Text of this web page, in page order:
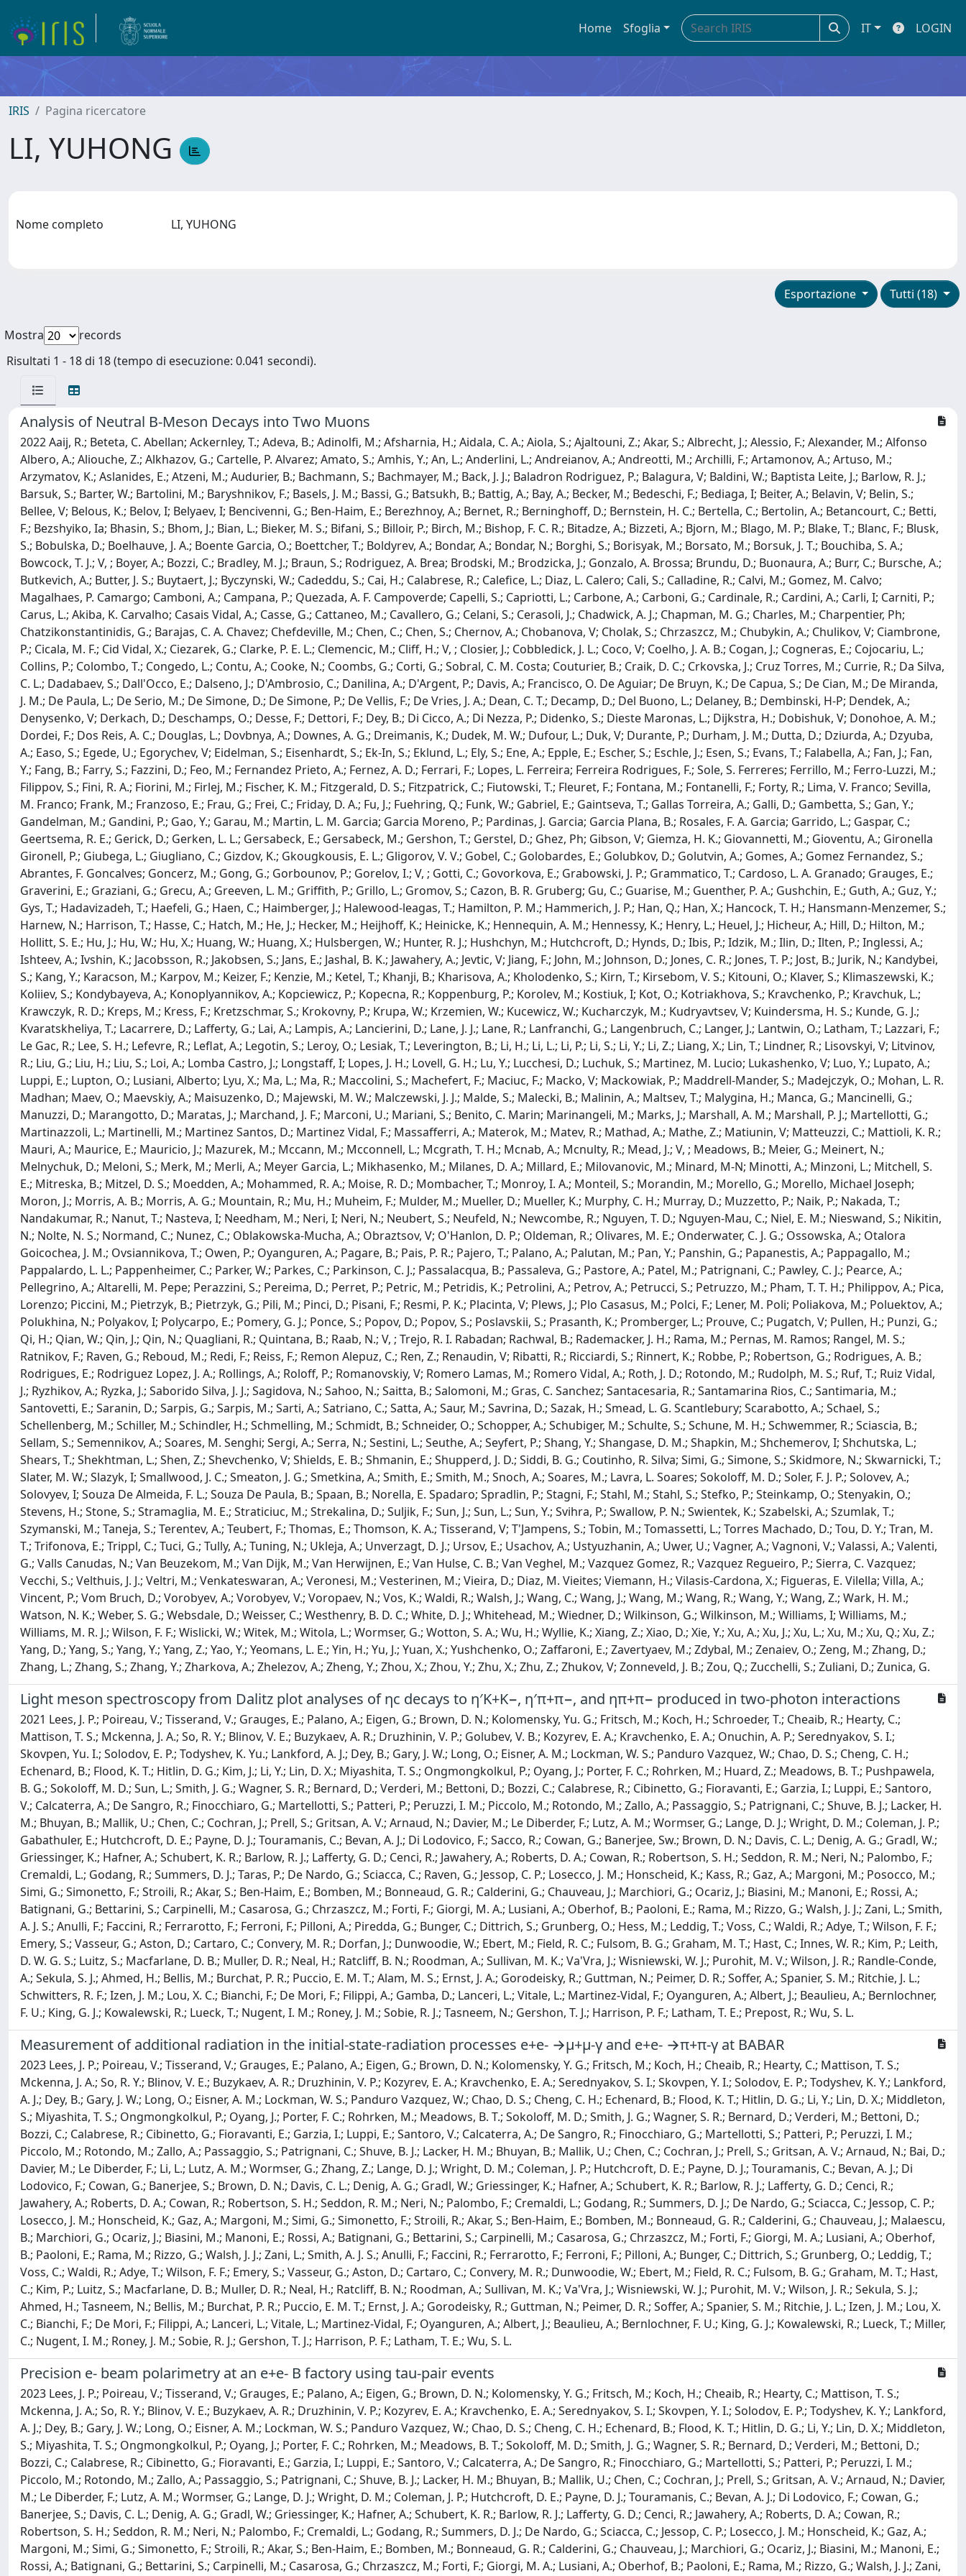
Home Sfoglia IT LOGIN
IRIS Pagina ricercatore
LI, YUHONG
Nome completo LI, YUHONG
Tutti (18)
Esportazione
Mostra
records
Risultati 1 - 18 di 18 (tempo di esecuzione: 0.041 secondi).
Analysis of Neutral B-Meson Decays into Two Muons
2022 Aaij, R.; Beteta, C. Abellan; Ackernley, T.; Adeva, B.; Adinolfi, M.; Afsharnia, H.; Aidala, C. A.; Aiola, S.; Ajaltouni, Z.; Akar, S.; Albrecht, J.; Alessio, F.; Alexander, M.; Alfonso Albero, A.; Aliouche, Z.; Alkhazov, G.; Cartelle, P. Alvarez; Amato, S.; Amhis, Y.; An, L.; Anderlini, L.; Andreianov, A.; Andreotti, M.; Archilli, F.; Artamonov, A.; Artuso, M.; Arzymatov, K.; Aslanides, E.; Atzeni, M.; Audurier, B.; Bachmann, S.; Bachmayer, M.; Back, J. J.; Baladron Rodriguez, P.; Balagura, V; Baldini, W.; Baptista Leite, J.; Barlow, R. J.; Barsuk, S.; Barter, W.; Bartolini, M.; Baryshnikov, F.; Basels, J. M.; Bassi, G.; Batsukh, B.; Battig, A.; Bay, A.; Becker, M.; Bedeschi, F.; Bediaga, I; Beiter, A.; Belavin, V; Belin, S.; Bellee, V; Belous, K.; Belov, I; Belyaev, I; Bencivenni, G.; Ben-Haim, E.; Berezhnoy, A.; Bernet, R.; Berninghoff, D.; Bernstein, H. C.; Bertella, C.; Bertolin, A.; Betancourt, C.; Betti, F.; Bezshyiko, Ia; Bhasin, S.; Bhom, J.; Bian, L.; Bieker, M. S.; Bifani, S.; Billoir, P.; Birch, M.; Bishop, F. C. R.; Bitadze, A.; Bizzeti, A.; Bjorn, M.; Blago, M. P.; Blake, T.; Blanc, F.; Blusk, S.; Bobulska, D.; Boelhauve, J. A.; Boente Garcia, O.; Boettcher, T.; Boldyrev, A.; Bondar, A.; Bondar, N.; Borghi, S.; Borisyak, M.; Borsato, M.; Borsuk, J. T.; Bouchiba, S. A.; Bowcock, T. J.; V, ; Boyer, A.; Bozzi, C.; Bradley, M. J.; Braun, S.; Rodriguez, A. Brea; Brodski, M.; Brodzicka, J.; Gonzalo, A. Brossa; Brundu, D.; Buonaura, A.; Burr, C.; Bursche, A.; Butkevich, A.; Butter, J. S.; Buytaert, J.; Byczynski, W.; Cadeddu, S.; Cai, H.; Calabrese, R.; Calefice, L.; Diaz, L. Calero; Cali, S.; Calladine, R.; Calvi, M.; Gomez, M. Calvo; Magalhaes, P. Camargo; Camboni, A.; Campana, P.; Quezada, A. F. Campoverde; Capelli, S.; Capriotti, L.; Carbone, A.; Carboni, G.; Cardinale, R.; Cardini, A.; Carli, I; Carniti, P.; Carus, L.; Akiba, K. Carvalho; Casais Vidal, A.; Casse, G.; Cattaneo, M.; Cavallero, G.; Celani, S.; Cerasoli, J.; Chadwick, A. J.; Chapman, M. G.; Charles, M.; Charpentier, Ph; Chatzikonstantinidis, G.; Barajas, C. A. Chavez; Chefdeville, M.; Chen, C.; Chen, S.; Chernov, A.; Chobanova, V; Cholak, S.; Chrzaszcz, M.; Chubykin, A.; Chulikov, V; Ciambrone, P.; Cicala, M. F.; Cid Vidal, X.; Ciezarek, G.; Clarke, P. E. L.; Clemencic, M.; Cliff, H.; V, ; Closier, J.; Cobbledick, J. L.; Coco, V; Coelho, J. A. B.; Cogan, J.; Cogneras, E.; Cojocariu, L.; Collins, P.; Colombo, T.; Congedo, L.; Contu, A.; Cooke, N.; Coombs, G.; Corti, G.; Sobral, C. M. Costa; Couturier, B.; Craik, D. C.; Crkovska, J.; Cruz Torres, M.; Currie, R.; Da Silva, C. L.; Dadabaev, S.; Dall'Occo, E.; Dalseno, J.; D'Ambrosio, C.; Danilina, A.; D'Argent, P.; Davis, A.; Francisco, O. De Aguiar; De Bruyn, K.; De Capua, S.; De Cian, M.; De Miranda, J. M.; De Paula, L.; De Serio, M.; De Simone, D.; De Simone, P.; De Vellis, F.; De Vries, J. A.; Dean, C. T.; Decamp, D.; Del Buono, L.; Delaney, B.; Dembinski, H-P; Dendek, A.; Denysenko, V; Derkach, D.; Deschamps, O.; Desse, F.; Dettori, F.; Dey, B.; Di Cicco, A.; Di Nezza, P.; Didenko, S.; Dieste Maronas, L.; Dijkstra, H.; Dobishuk, V; Donohoe, A. M.; Dordei, F.; Dos Reis, A. C.; Douglas, L.; Dovbnya, A.; Downes, A. G.; Dreimanis, K.; Dudek, M. W.; Dufour, L.; Duk, V; Durante, P.; Durham, J. M.; Dutta, D.; Dziurda, A.; Dzyuba, A.; Easo, S.; Egede, U.; Egorychev, V; Eidelman, S.; Eisenhardt, S.; Ek-In, S.; Eklund, L.; Ely, S.; Ene, A.; Epple, E.; Escher, S.; Eschle, J.; Esen, S.; Evans, T.; Falabella, A.; Fan, J.; Fan, Y.; Fang, B.; Farry, S.; Fazzini, D.; Feo, M.; Fernandez Prieto, A.; Fernez, A. D.; Ferrari, F.; Lopes, L. Ferreira; Ferreira Rodrigues, F.; Sole, S. Ferreres; Ferrillo, M.; Ferro-Luzzi, M.; Filippov, S.; Fini, R. A.; Fiorini, M.; Firlej, M.; Fischer, K. M.; Fitzgerald, D. S.; Fitzpatrick, C.; Fiutowski, T.; Fleuret, F.; Fontana, M.; Fontanelli, F.; Forty, R.; Lima, V. Franco; Sevilla, M. Franco; Frank, M.; Franzoso, E.; Frau, G.; Frei, C.; Friday, D. A.; Fu, J.; Fuehring, Q.; Funk, W.; Gabriel, E.; Gaintseva, T.; Gallas Torreira, A.; Galli, D.; Gambetta, S.; Gan, Y.; Gandelman, M.; Gandini, P.; Gao, Y.; Garau, M.; Martin, L. M. Garcia; Garcia Moreno, P.; Pardinas, J. Garcia; Garcia Plana, B.; Rosales, F. A. Garcia; Garrido, L.; Gaspar, C.; Geertsema, R. E.; Gerick, D.; Gerken, L. L.; Gersabeck, E.; Gersabeck, M.; Gershon, T.; Gerstel, D.; Ghez, Ph; Gibson, V; Giemza, H. K.; Giovannetti, M.; Gioventu, A.; Gironella Gironell, P.; Giubega, L.; Giugliano, C.; Gizdov, K.; Gkougkousis, E. L.; Gligorov, V. V.; Gobel, C.; Golobardes, E.; Golubkov, D.; Golutvin, A.; Gomes, A.; Gomez Fernandez, S.; Abrantes, F. Goncalves; Goncerz, M.; Gong, G.; Gorbounov, P.; Gorelov, I.; V, ; Gotti, C.; Govorkova, E.; Grabowski, J. P.; Grammatico, T.; Cardoso, L. A. Granado; Grauges, E.; Graverini, E.; Graziani, G.; Grecu, A.; Greeven, L. M.; Griffith, P.; Grillo, L.; Gromov, S.; Cazon, B. R. Gruberg; Gu, C.; Guarise, M.; Guenther, P. A.; Gushchin, E.; Guth, A.; Guz, Y.; Gys, T.; Hadavizadeh, T.; Haefeli, G.; Haen, C.; Haimberger, J.; Halewood-leagas, T.; Hamilton, P. M.; Hammerich, J. P.; Han, Q.; Han, X.; Hancock, T. H.; Hansmann-Menzemer, S.; Harnew, N.; Harrison, T.; Hasse, C.; Hatch, M.; He, J.; Hecker, M.; Heijhoff, K.; Heinicke, K.; Hennequin, A. M.; Hennessy, K.; Henry, L.; Heuel, J.; Hicheur, A.; Hill, D.; Hilton, M.; Hollitt, S. E.; Hu, J.; Hu, W.; Hu, X.; Huang, W.; Huang, X.; Hulsbergen, W.; Hunter, R. J.; Hushchyn, M.; Hutchcroft, D.; Hynds, D.; Ibis, P.; Idzik, M.; Ilin, D.; Ilten, P.; Inglessi, A.; Ishteev, A.; Ivshin, K.; Jacobsson, R.; Jakobsen, S.; Jans, E.; Jashal, B. K.; Jawahery, A.; Jevtic, V; Jiang, F.; John, M.; Johnson, D.; Jones, C. R.; Jones, T. P.; Jost, B.; Jurik, N.; Kandybei, S.; Kang, Y.; Karacson, M.; Karpov, M.; Keizer, F.; Kenzie, M.; Ketel, T.; Khanji, B.; Kharisova, A.; Kholodenko, S.; Kirn, T.; Kirsebom, V. S.; Kitouni, O.; Klaver, S.; Klimaszewski, K.; Koliiev, S.; Kondybayeva, A.; Konoplyannikov, A.; Kopciewicz, P.; Kopecna, R.; Koppenburg, P.; Korolev, M.; Kostiuk, I; Kot, O.; Kotriakhova, S.; Kravchenko, P.; Kravchuk, L.; Krawczyk, R. D.; Kreps, M.; Kress, F.; Kretzschmar, S.; Krokovny, P.; Krupa, W.; Krzemien, W.; Kucewicz, W.; Kucharczyk, M.; Kudryavtsev, V; Kuindersma, H. S.; Kunde, G. J.; Kvaratskheliya, T.; Lacarrere, D.; Lafferty, G.; Lai, A.; Lampis, A.; Lancierini, D.; Lane, J. J.; Lane, R.; Lanfranchi, G.; Langenbruch, C.; Langer, J.; Lantwin, O.; Latham, T.; Lazzari, F.; Le Gac, R.; Lee, S. H.; Lefevre, R.; Leflat, A.; Legotin, S.; Leroy, O.; Lesiak, T.; Leverington, B.; Li, H.; Li, L.; Li, P.; Li, S.; Li, Y.; Li, Z.; Liang, X.; Lin, T.; Lindner, R.; Lisovskyi, V; Litvinov, R.; Liu, G.; Liu, H.; Liu, S.; Loi, A.; Lomba Castro, J.; Longstaff, I; Lopes, J. H.; Lovell, G. H.; Lu, Y.; Lucchesi, D.; Luchuk, S.; Martinez, M. Lucio; Lukashenko, V; Luo, Y.; Lupato, A.; Luppi, E.; Lupton, O.; Lusiani, Alberto; Lyu, X.; Ma, L.; Ma, R.; Maccolini, S.; Machefert, F.; Maciuc, F.; Macko, V; Mackowiak, P.; Maddrell-Mander, S.; Madejczyk, O.; Mohan, L. R. Madhan; Maev, O.; Maevskiy, A.; Maisuzenko, D.; Majewski, M. W.; Malczewski, J. J.; Malde, S.; Malecki, B.; Malinin, A.; Maltsev, T.; Malygina, H.; Manca, G.; Mancinelli, G.; Manuzzi, D.; Marangotto, D.; Maratas, J.; Marchand, J. F.; Marconi, U.; Mariani, S.; Benito, C. Marin; Marinangeli, M.; Marks, J.; Marshall, A. M.; Marshall, P. J.; Martellotti, G.; Martinazzoli, L.; Martinelli, M.; Martinez Santos, D.; Martinez Vidal, F.; Massafferri, A.; Materok, M.; Matev, R.; Mathad, A.; Mathe, Z.; Matiunin, V; Matteuzzi, C.; Mattioli, K. R.; Mauri, A.; Maurice, E.; Mauricio, J.; Mazurek, M.; Mccann, M.; Mcconnell, L.; Mcgrath, T. H.; Mcnab, A.; Mcnulty, R.; Mead, J.; V, ; Meadows, B.; Meier, G.; Meinert, N.; Melnychuk, D.; Meloni, S.; Merk, M.; Merli, A.; Meyer Garcia, L.; Mikhasenko, M.; Milanes, D. A.; Millard, E.; Milovanovic, M.; Minard, M-N; Minotti, A.; Minzoni, L.; Mitchell, S. E.; Mitreska, B.; Mitzel, D. S.; Moedden, A.; Mohammed, R. A.; Moise, R. D.; Mombacher, T.; Monroy, I. A.; Monteil, S.; Morandin, M.; Morello, G.; Morello, Michael Joseph; Moron, J.; Morris, A. B.; Morris, A. G.; Mountain, R.; Mu, H.; Muheim, F.; Mulder, M.; Mueller, D.; Mueller, K.; Murphy, C. H.; Murray, D.; Muzzetto, P.; Naik, P.; Nakada, T.; Nandakumar, R.; Nanut, T.; Nasteva, I; Needham, M.; Neri, I; Neri, N.; Neubert, S.; Neufeld, N.; Newcombe, R.; Nguyen, T. D.; Nguyen-Mau, C.; Niel, E. M.; Nieswand, S.; Nikitin, N.; Nolte, N. S.; Normand, C.; Nunez, C.; Oblakowska-Mucha, A.; Obraztsov, V; O'Hanlon, D. P.; Oldeman, R.; Olivares, M. E.; Onderwater, C. J. G.; Ossowska, A.; Otalora Goicochea, J. M.; Ovsiannikova, T.; Owen, P.; Oyanguren, A.; Pagare, B.; Pais, P. R.; Pajero, T.; Palano, A.; Palutan, M.; Pan, Y.; Panshin, G.; Papanestis, A.; Pappagallo, M.; Pappalardo, L. L.; Pappenheimer, C.; Parker, W.; Parkes, C.; Parkinson, C. J.; Passalacqua, B.; Passaleva, G.; Pastore, A.; Patel, M.; Patrignani, C.; Pawley, C. J.; Pearce, A.; Pellegrino, A.; Altarelli, M. Pepe; Perazzini, S.; Pereima, D.; Perret, P.; Petric, M.; Petridis, K.; Petrolini, A.; Petrov, A.; Petrucci, S.; Petruzzo, M.; Pham, T. T. H.; Philippov, A.; Pica, Lorenzo; Piccini, M.; Pietrzyk, B.; Pietrzyk, G.; Pili, M.; Pinci, D.; Pisani, F.; Resmi, P. K.; Placinta, V; Plews, J.; Plo Casasus, M.; Polci, F.; Lener, M. Poli; Poliakova, M.; Poluektov, A.; Polukhina, N.; Polyakov, I; Polycarpo, E.; Pomery, G. J.; Ponce, S.; Popov, D.; Popov, S.; Poslavskii, S.; Prasanth, K.; Promberger, L.; Prouve, C.; Pugatch, V; Pullen, H.; Punzi, G.; Qi, H.; Qian, W.; Qin, J.; Qin, N.; Quagliani, R.; Quintana, B.; Raab, N.; V, ; Trejo, R. I. Rabadan; Rachwal, B.; Rademacker, J. H.; Rama, M.; Pernas, M. Ramos; Rangel, M. S.; Ratnikov, F.; Raven, G.; Reboud, M.; Redi, F.; Reiss, F.; Remon Alepuz, C.; Ren, Z.; Renaudin, V; Ribatti, R.; Ricciardi, S.; Rinnert, K.; Robbe, P.; Robertson, G.; Rodrigues, A. B.; Rodrigues, E.; Rodriguez Lopez, J. A.; Rollings, A.; Roloff, P.; Romanovskiy, V; Romer
Light meson spectroscopy from Dalitz plot analyses of ηc decays to η′K+K−, η′π+π−, and ηπ+π− produced in two-photon interactions
2021 Lees, J. P.; Poireau, V.; Tisserand, V.; Grauges, E.; Palano, A.; Eigen, G.; Brown, D. N.; Kolomensky, Yu. G.; Fritsch, M.; Koch, H.; Schroeder, T.; Cheaib, R.; Hearty, C.;
Mattison, T. S.; Mckenna, J. A.; So, R. Y.; Blinov, V. E.; Buzykaev, A. R.; Druzhinin, V. P.; Golubev, V. B.; Kozyrev, E. A.; Kravchenko, E. A.; Onuchin, A. P.; Serednyakov, S. I.;
Skovpen, Yu. I.; Solodov, E. P.; Todyshev, K. Yu.; Lankford, A. J.; Dey, B.; Gary, J. W.; Long, O.; Eisner, A. M.; Lockman, W. S.; Panduro Vazquez, W.; Chao, D. S.; Cheng, C. H.;
Echenard, B.; Flood, K. T.; Hitlin, D. G.; Kim, J.; Li, Y.; Lin, D. X.; Miyashita, T. S.; Ongmongkolkul, P.; Oyang, J.; Porter, F. C.; Rohrken, M.; Huard, Z.; Meadows, B. T.; Pushpawela,
B. G.; Sokoloff, M. D.; Sun, L.; Smith, J. G.; Wagner, S. R.; Bernard, D.; Verderi, M.; Bettoni, D.; Bozzi, C.; Calabrese, R.; Cibinetto, G.; Fioravanti, E.; Garzia, I.; Luppi, E.; Santoro,
V.; Calcaterra, A.; De Sangro, R.; Finocchiaro, G.; Martellotti, S.; Patteri, P.; Peruzzi, I. M.; Piccolo, M.; Rotondo, M.; Zallo, A.; Passaggio, S.; Patrignani, C.; Shuve, B. J.; Lacker, H.
M.; Bhuyan, B.; Mallik, U.; Chen, C.; Cochran, J.; Prell, S.; Gritsan, A. V.; Arnaud, N.; Davier, M.; Le Diberder, F.; Lutz, A. M.; Wormser, G.; Lange, D. J.; Wright, D. M.; Coleman, J. P.;
Gabathuler, E.; Hutchcroft, D. E.; Payne, D. J.; Touramanis, C.; Bevan, A. J.; Di Lodovico, F.; Sacco, R.; Cowan, G.; Banerjee, Sw.; Brown, D. N.; Davis, C. L.; Denig, A. G.; Gradl, W.;
Griessinger, K.; Hafner, A.; Schubert, K. R.; Barlow, R. J.; Lafferty, G. D.; Cenci, R.; Jawahery, A.; Roberts, D. A.; Cowan, R.; Robertson, S. H.; Seddon, R. M.; Neri, N.; Palombo, F.;
Cremaldi, L.; Godang, R.; Summers, D. J.; Taras, P.; De Nardo, G.; Sciacca, C.; Raven, G.; Jessop, C. P.; Losecco, J. M.; Honscheid, K.; Kass, R.; Gaz, A.; Margoni, M.; Posocco, M.;
Simi, G.; Simonetto, F.; Stroili, R.; Akar, S.; Ben-Haim, E.; Bomben, M.; Bonneaud, G. R.; Calderini, G.; Chauveau, J.; Marchiori, G.; Ocariz, J.; Biasini, M.; Manoni, E.; Rossi, A.;
Batignani, G.; Bettarini, S.; Carpinelli, M.; Casarosa, G.; Chrzaszcz, M.; Forti, F.; Giorgi, M. A.; Lusiani, A.; Oberhof, B.; Paoloni, E.; Rama, M.; Rizzo, G.; Walsh, J. J.; Zani, L.; Smith,
A. J. S.; Anulli, F.; Faccini, R.; Ferrarotto, F.; Ferroni, F.; Pilloni, A.; Piredda, G.; Bunger, C.; Dittrich, S.; Grunberg, O.; Hess, M.; Leddig, T.; Voss, C.; Waldi, R.; Adye, T.; Wilson, F. F.;
Emery, S.; Vasseur, G.; Aston, D.; Cartaro, C.; Convery, M. R.; Dorfan, J.; Dunwoodie, W.; Ebert, M.; Field, R. C.; Fulsom, B. G.; Graham, M. T.; Hast, C.; Innes, W. R.; Kim, P.; Leith,
D. W. G. S.; Luitz, S.; Macfarlane, D. B.; Muller, D. R.; Neal, H.; Ratcliff, B. N.; Roodman, A.; Sullivan, M. K.; Va'Vra, J.; Wisniewski, W. J.; Purohit, M. V.; Wilson, J. R.; Randle-Conde,
A.; Sekula, S. J.; Ahmed, H.; Bellis, M.; Burchat, P. R.; Puccio, E. M. T.; Alam, M. S.; Ernst, J. A.; Gorodeisky, R.; Guttman, N.; Peimer, D. R.; Soffer, A.; Spanier, S. M.; Ritchie, J. L.;
Schwitters, R. F.; Izen, J. M.; Lou, X. C.; Bianchi, F.; De Mori, F.; Filippi, A.; Gamba, D.; Lanceri, L.; Vitale, L.; Martinez-Vidal, F.; Oyanguren, A.; Albert, J.; Beaulieu, A.; Bernlochner,
F. U.; King, G. J.; Kowalewski, R.; Lueck, T.; Nugent, I. M.; Roney, J. M.; Sobie, R. J.; Tasneem, N.; Gershon, T. J.; Harrison, P. F.; Latham, T. E.; Prepost, R.; Wu, S. L.
Measurement of additional radiation in the initial-state-radiation processes e+e- →μ+μ-γ and e+e- →π+π-γ at BABAR
2023 Lees, J. P.; Poireau, V.; Tisserand, V.; Grauges, E.; Palano, A.; Eigen, G.; Brown, D. N.; Kolomensky, Y. G.; Fritsch, M.; Koch, H.; Cheaib, R.; Hearty, C.; Mattison, T. S.;
Mckenna, J. A.; So, R. Y.; Blinov, V. E.; Buzykaev, A. R.; Druzhinin, V. P.; Kozyrev, E. A.; Kravchenko, E. A.; Serednyakov, S. I.; Skovpen, Y. I.; Solodov, E. P.; Todyshev, K. Y.; Lankford,
A. J.; Dey, B.; Gary, J. W.; Long, O.; Eisner, A. M.; Lockman, W. S.; Panduro Vazquez, W.; Chao, D. S.; Cheng, C. H.; Echenard, B.; Flood, K. T.; Hitlin, D. G.; Li, Y.; Lin, D. X.; Middleton,
S.; Miyashita, T. S.; Ongmongkolkul, P.; Oyang, J.; Porter, F. C.; Rohrken, M.; Meadows, B. T.; Sokoloff, M. D.; Smith, J. G.; Wagner, S. R.; Bernard, D.; Verderi, M.; Bettoni, D.;
Bozzi, C.; Calabrese, R.; Cibinetto, G.; Fioravanti, E.; Garzia, I.; Luppi, E.; Santoro, V.; Calcaterra, A.; De Sangro, R.; Finocchiaro, G.; Martellotti, S.; Patteri, P.; Peruzzi, I. M.;
Piccolo, M.; Rotondo, M.; Zallo, A.; Passaggio, S.; Patrignani, C.; Shuve, B. J.; Lacker, H. M.; Bhuyan, B.; Mallik, U.; Chen, C.; Cochran, J.; Prell, S.; Gritsan, A. V.; Arnaud, N.; Bai, D.;
Davier, M.; Le Diberder, F.; Li, L.; Lutz, A. M.; Wormser, G.; Zhang, Z.; Lange, D. J.; Wright, D. M.; Coleman, J. P.; Hutchcroft, D. E.; Payne, D. J.; Touramanis, C.; Bevan, A. J.; Di
Lodovico, F.; Cowan, G.; Banerjee, S.; Brown, D. N.; Davis, C. L.; Denig, A. G.; Gradl, W.; Griessinger, K.; Hafner, A.; Schubert, K. R.; Barlow, R. J.; Lafferty, G. D.; Cenci, R.;
Jawahery, A.; Roberts, D. A.; Cowan, R.; Robertson, S. H.; Seddon, R. M.; Neri, N.; Palombo, F.; Cremaldi, L.; Godang, R.; Summers, D. J.; De Nardo, G.; Sciacca, C.; Jessop, C. P.;
Losecco, J. M.; Honscheid, K.; Gaz, A.; Margoni, M.; Simi, G.; Simonetto, F.; Stroili, R.; Akar, S.; Ben-Haim, E.; Bomben, M.; Bonneaud, G. R.; Calderini, G.; Chauveau, J.; Malaescu,
B.; Marchiori, G.; Ocariz, J.; Biasini, M.; Manoni, E.; Rossi, A.; Batignani, G.; Bettarini, S.; Carpinelli, M.; Casarosa, G.; Chrzaszcz, M.; Forti, F.; Giorgi, M. A.; Lusiani, A.; Oberhof,
B.; Paoloni, E.; Rama, M.; Rizzo, G.; Walsh, J. J.; Zani, L.; Smith, A. J. S.; Anulli, F.; Faccini, R.; Ferrarotto, F.; Ferroni, F.; Pilloni, A.; Bunger, C.; Dittrich, S.; Grunberg, O.; Leddig, T.;
Voss, C.; Waldi, R.; Adye, T.; Wilson, F. F.; Emery, S.; Vasseur, G.; Aston, D.; Cartaro, C.; Convery, M. R.; Dunwoodie, W.; Ebert, M.; Field, R. C.; Fulsom, B. G.; Graham, M. T.; Hast,
C.; Kim, P.; Luitz, S.; Macfarlane, D. B.; Muller, D. R.; Neal, H.; Ratcliff, B. N.; Roodman, A.; Sullivan, M. K.; Va'Vra, J.; Wisniewski, W. J.; Purohit, M. V.; Wilson, J. R.; Sekula, S. J.;
Ahmed, H.; Tasneem, N.; Bellis, M.; Burchat, P. R.; Puccio, E. M. T.; Ernst, J. A.; Gorodeisky, R.; Guttman, N.; Peimer, D. R.; Soffer, A.; Spanier, S. M.; Ritchie, J. L.; Izen, J. M.; Lou, X.
C.; Bianchi, F.; De Mori, F.; Filippi, A.; Lanceri, L.; Vitale, L.; Martinez-Vidal, F.; Oyanguren, A.; Albert, J.; Beaulieu, A.; Bernlochner, F. U.; King, G. J.; Kowalewski, R.; Lueck, T.; Miller,
C.; Nugent, I. M.; Roney, J. M.; Sobie, R. J.; Gershon, T. J.; Harrison, P. F.; Latham, T. E.; Wu, S. L.
Precision e- beam polarimetry at an e+e- B factory using tau-pair events
2023 Lees, J. P.; Poireau, V.; Tisserand, V.; Grauges, E.; Palano, A.; Eigen, G.; Brown, D. N.; Kolomensky, Y. G.; Fritsch, M.; Koch, H.; Cheaib, R.; Hearty, C.; Mattison, T. S.;
Mckenna, J. A.; So, R. Y.; Blinov, V. E.; Buzykaev, A. R.; Druzhinin, V. P.; Kozyrev, E. A.; Kravchenko, E. A.; Serednyakov, S. I.; Skovpen, Y. I.; Solodov, E. P.; Todyshev, K. Y.; Lankford,
A. J.; Dey, B.; Gary, J. W.; Long, O.; Eisner, A. M.; Lockman, W. S.; Panduro Vazquez, W.; Chao, D. S.; Cheng, C. H.; Echenard, B.; Flood, K. T.; Hitlin, D. G.; Li, Y.; Lin, D. X.; Middleton,
S.; Miyashita, T. S.; Ongmongkolkul, P.; Oyang, J.; Porter, F. C.; Rohrken, M.; Meadows, B. T.; Sokoloff, M. D.; Smith, J. G.; Wagner, S. R.; Bernard, D.; Verderi, M.; Bettoni, D.;
Bozzi, C.; Calabrese, R.; Cibinetto, G.; Fioravanti, E.; Garzia, I.; Luppi, E.; Santoro, V.; Calcaterra, A.; De Sangro, R.; Finocchiaro, G.; Martellotti, S.; Patteri, P.; Peruzzi, I. M.;
Piccolo, M.; Rotondo, M.; Zallo, A.; Passaggio, S.; Patrignani, C.; Shuve, B. J.; Lacker, H. M.; Bhuyan, B.; Mallik, U.; Chen, C.; Cochran, J.; Prell, S.; Gritsan, A. V.; Arnaud, N.; Davier,
M.; Le Diberder, F.; Lutz, A. M.; Wormser, G.; Lange, D. J.; Wright, D. M.; Coleman, J. P.; Hutchcroft, D. E.; Payne, D. J.; Touramanis, C.; Bevan, A. J.; Di Lodovico, F.; Cowan, G.;
Banerjee, S.; Davis, C. L.; Denig, A. G.; Gradl, W.; Griessinger, K.; Hafner, A.; Schubert, K. R.; Barlow, R. J.; Lafferty, G. D.; Cenci, R.; Jawahery, A.; Roberts, D. A.; Cowan, R.;
Robertson, S. H.; Seddon, R. M.; Neri, N.; Palombo, F.; Cremaldi, L.; Godang, R.; Summers, D. J.; De Nardo, G.; Sciacca, C.; Jessop, C. P.; Losecco, J. M.; Honscheid, K.; Gaz, A.;
Margoni, M.; Simi, G.; Simonetto, F.; Stroili, R.; Akar, S.; Ben-Haim, E.; Bomben, M.; Bonneaud, G. R.; Calderini, G.; Chauveau, J.; Marchiori, G.; Ocariz, J.; Biasini, M.; Manoni, E.;
Rossi, A.; Batignani, G.; Bettarini, S.; Carpinelli, M.; Casarosa, G.; Chrzaszcz, M.; Forti, F.; Giorgi, M. A.; Lusiani, A.; Oberhof, B.; Paoloni, E.; Rama, M.; Rizzo, G.; Walsh, J. J.; Zani,